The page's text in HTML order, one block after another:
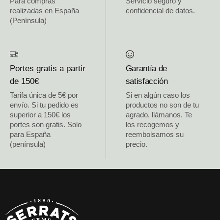
realizadas en España
(Península)
confidencial de datos.
Portes gratis a partir
de 150€
Tarifa única de 5€ por
envío. Si tu pedido es
superior a 150€ los
portes son gratis. Solo
para España
(península)
Garantía de
satisfacción
Si en algún caso los
productos no son de tu
agrado, llámanos. Te
los recogemos y
reembolsamos su
precio.